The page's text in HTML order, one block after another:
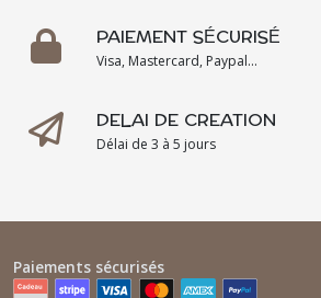
PAIEMENT SÉCURISÉ
Visa, Mastercard, Paypal...
DELAI DE CREATION
Délai de 3 à 5 jours
Paiements sécurisés